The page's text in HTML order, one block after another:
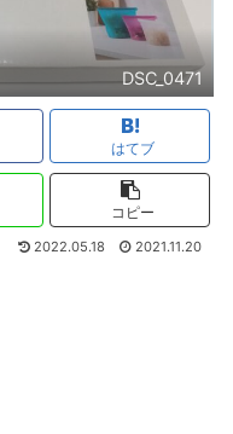
DSC_0471
はてブ
コピー
2022.05.18 2021.11.20